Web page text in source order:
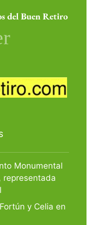
Monumental
representada
y Celia en